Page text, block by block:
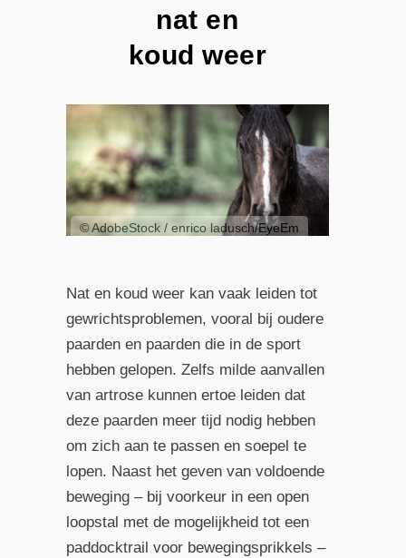
nat en
koud weer
© AdobeStock / enrico ladusch/EyeEm
Nat en koud weer kan vaak leiden tot
gewrichtsproblemen, vooral bij oudere
paarden en paarden die in de sport
hebben gelopen. Zelfs milde aanvallen
van artrose kunnen ertoe leiden dat
deze paarden meer tijd nodig hebben
om zich aan te passen en soepel te
lopen. Naast het geven van voldoende
beweging – bij voorkeur in een open
loopstal met de mogelijkheid tot een
paddocktrail voor bewegingsprikkels –